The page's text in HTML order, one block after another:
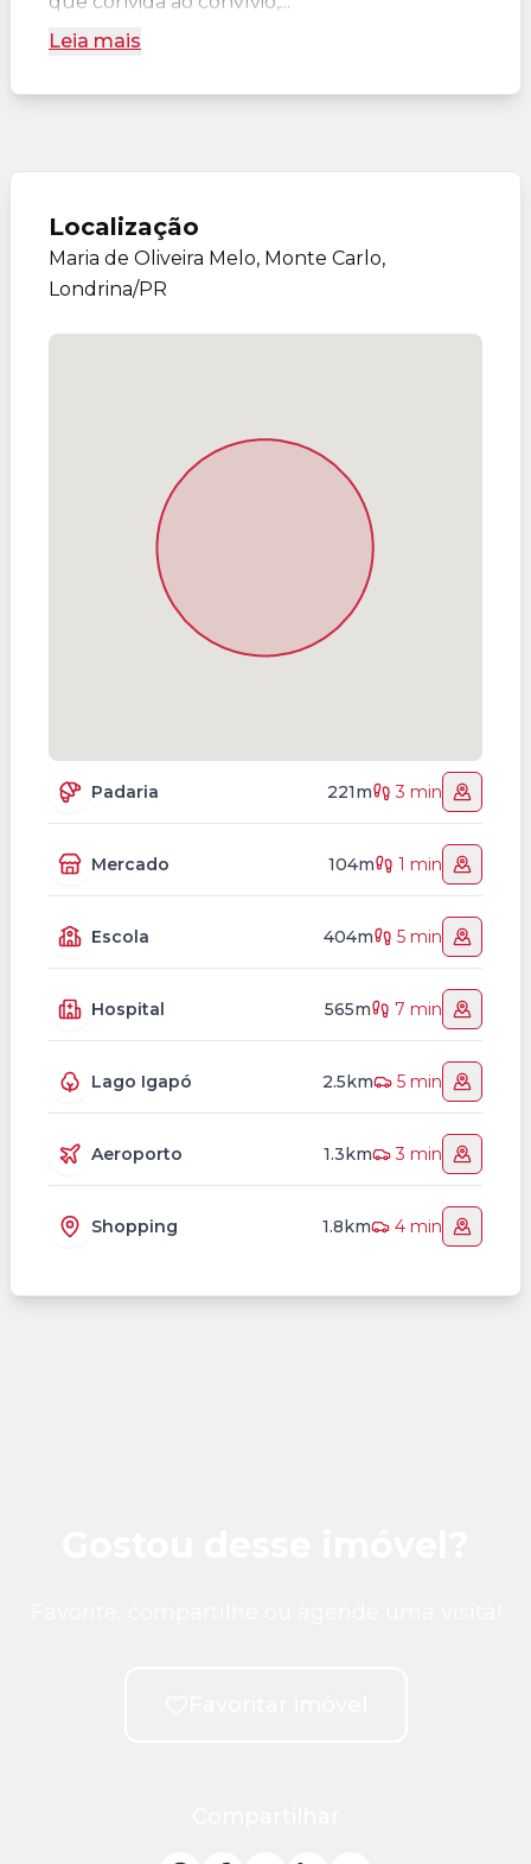
Leia mais
Localização
Maria de Oliveira Melo, Monte Carlo,
Londrina/PR
Padaria 221m 3 min
Mercado 104m 1 min
Escola 404m 5 min
Hospital 565m 7 min
Lago Igapó 2.5km 5 min
Aeroporto 1.3km 3 min
Shopping 1.8km 4 min